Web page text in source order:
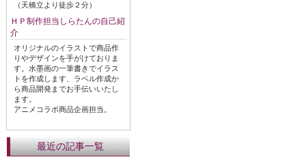
（天橋立より徒歩２分）
ＨＰ制作担当しらたんの自己紹
介
オリジナルのイラストで商品作
りやデザインを手がけておりま
す。水墨画の一筆書きでイラス
トを作成します、ラベル作成か
ら商品開発までお手伝いいたし
ます。
アニメコラボ商品企画担当。
最近の記事一覧